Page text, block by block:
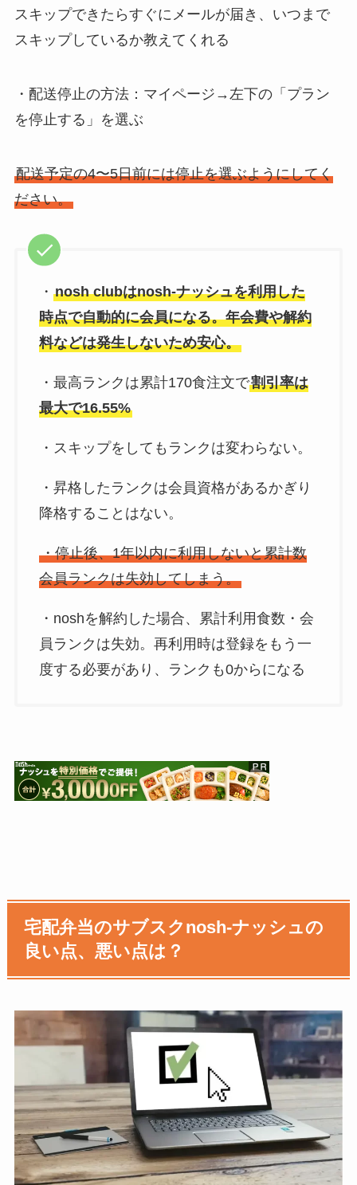
スキップできたらすぐにメールが届き、いつまで
スキップしているか教えてくれる
・配送停止の方法：マイページ→左下の「プラン
を停止する」を選ぶ
配送予定の4〜5日前には停止を選ぶようにしてく
ださい。
・ nosh clubはnosh-ナッシュを利用した
時点で自動的に会員になる。年会費や解約
料などは発生しないため安心。
・最高ランクは累計170食注文で割引率は
最大で16.55%
・スキップをしてもランクは変わらない。
・昇格したランクは会員資格があるかぎり
降格することはない。
・停止後、1年以内に利用しないと累計数
会員ランクは失効してしまう。
・noshを解約した場合、累計利用食数・会
員ランクは失効。再利用時は登録をもう一
度する必要があり、ランクも0からになる
宅配弁当のサブスクnosh-ナッシュの
良い点、悪い点は？